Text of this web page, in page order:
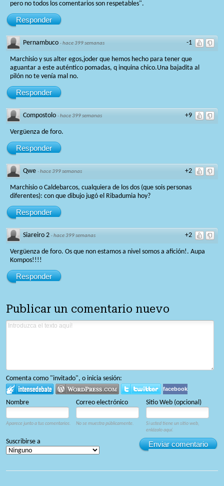
pero no todos los comentarios son respetables".
Responder
-1
Pernambuco ·hace 399 semanas
Marchisio y sus alter egos,joder que hemos hecho para tener que
aguantar a este auténtico pomadas, q inquina chico.Una bajadita al
pilón no te venía mal no.
Responder
+9
Compostolo ·hace 399 semanas
Vergüenza de foro.
Responder
+2
Qwe ·hace 399 semanas
Marchisio o Caldebarcos, cualquiera de los dos (que sois personas
diferentes): con que dibujo jugó el Ribadumia hoy?
Responder
+2
Siareiro 2 ·hace 399 semanas
Vergüenza de foro. Os que non estamos a nivel somos a afición!. Aupa
Kompos!!!!
Responder
Publicar un comentario nuevo
Comenta como "invitado", o inicia sesión:
facebook
Nombre Correo electrónico Sitio Web (opcional)
Aparece junto a tus comentarios. No se muestra públicamente.
Si usted tiene un sitio web,
enlázalo aquí.
Enviar comentario
Suscribirse a